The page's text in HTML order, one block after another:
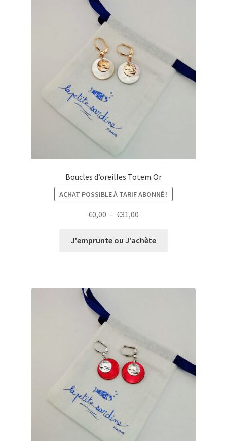
Boucles d’oreilles Totem Or
ACHAT POSSIBLE À TARIF ABONNÉ !
€0,00 – €31,00
prix :
J'emprunte ou J'achète